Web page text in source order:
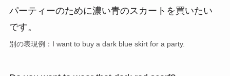
パーティーのために濃い青のスカートを買いたい
です。
別の表現例：I want to buy a dark blue skirt for a party.